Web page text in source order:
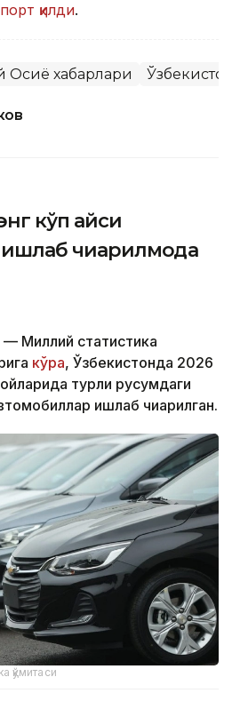
қилди.
Осиё хабарлари
кўп қайси
чиқарилмоқда
— Миллий статистика
кўра, Ўзбекистонда 2026
турли русумдаги
ишлаб чиқарилган.
қўмитаси